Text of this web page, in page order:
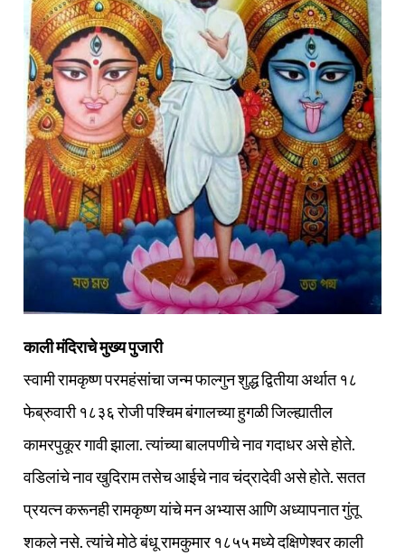
काली मंदिराचे मुख्य पुजारी
स्वामी रामकृष्ण परमहंसांचा जन्म फाल्गुन शुद्ध द्वितीया अर्थात १८
फेब्रुवारी १८३६ रोजी पश्‍चिम बंगालच्या हुगळी जिल्ह्यातील
कामरपुकूर गावी झाला. त्यांच्या बालपणीचे नाव गदाधर असे होते.
वडिलांचे नाव खुदिराम तसेच आईचे नाव चंद्रादेवी असे होते. सतत
प्रयत्न करूनही रामकृष्ण यांचे मन अभ्यास आणि अध्यापनात गुंतू
शकले नसे. त्यांचे मोठे बंधू रामकुमार १८५५ मध्ये दक्षिणेश्‍वर काली